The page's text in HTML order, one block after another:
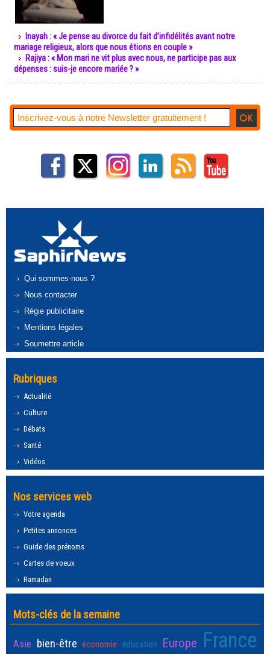
Inayah : « Je pense au divorce du fait d’infidélités avant notre
mariage religieux, alors que nous étions en couple »
Rajiya : « Mon mari ne vit plus avec nous, ne participe pas aux
dépenses : suis-je encore mariée ? »
Qui sommes-nous ?
Nous contacter
Régie publicitaire
Mentions légales
Soumettre article
Rubriques
Actualité
Culture
Débats
Santé
Vidéos
Nos services web
Votre agenda
Petites annonces
Guide des prénoms
Cartes de voeux
Ramadan
Mots-clés de la semaine
Asie bien-être économie éducation Europe France